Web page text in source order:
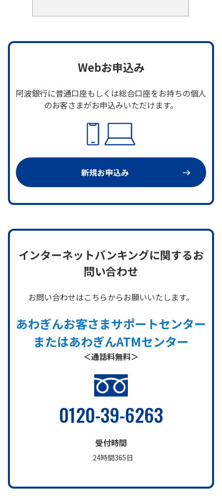
Webお申込み
阿波銀行に普通口座もしくは総合口座をお持ちの個人
のお客さまがお申込みいただけます。
新規お申込み
インターネットバンキングに関するお
問い合わせ
お問い合わせはこちらからお願いいたします。
あわぎんお客さまサポートセンター
またはあわぎんATMセンター
＜通話料無料＞
0120-39-6263
受付時間
24時間365日